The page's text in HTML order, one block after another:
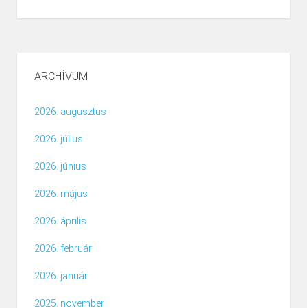
ARCHÍVUM
2026. augusztus
2026. július
2026. június
2026. május
2026. április
2026. február
2026. január
2025. november